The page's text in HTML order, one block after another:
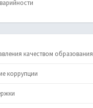
качеством образования
коррупции